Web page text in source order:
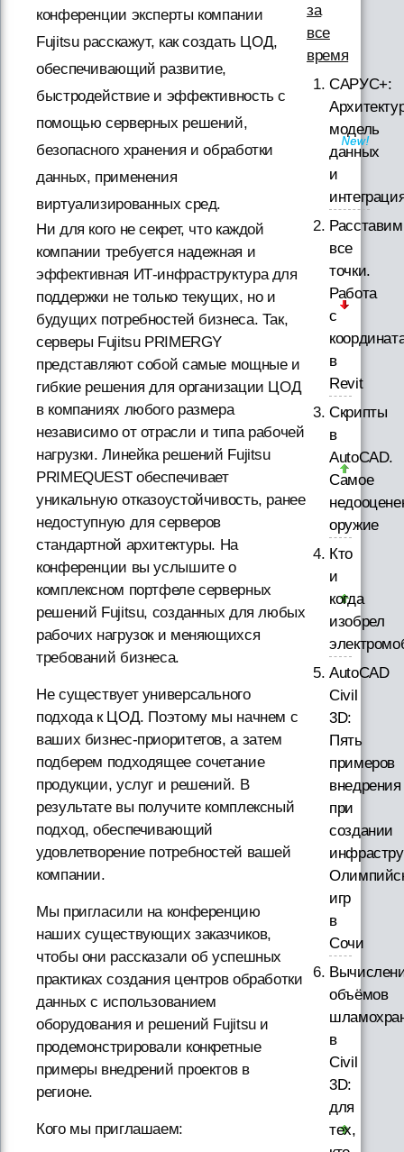
конференции эксперты компании
Fujitsu расскажут, как создать ЦОД,
обеспечивающий развитие,
быстродействие и эффективность с
помощью серверных решений,
безопасного хранения и обработки
данных, применения
виртуализированных сред.
Ни для кого не секрет, что каждой
компании требуется надежная и
эффективная ИТ-инфраструктура для
поддержки не только текущих, но и
будущих потребностей бизнеса. Так,
серверы Fujitsu PRIMERGY
представляют собой самые мощные и
гибкие решения для организации ЦОД
в компаниях любого размера
независимо от отрасли и типа рабочей
нагрузки. Линейка решений Fujitsu
PRIMEQUEST обеспечивает
уникальную отказоустойчивость, ранее
недоступную для серверов
стандартной архитектуры. На
конференции вы услышите о
комплексном портфеле серверных
решений Fujitsu, созданных для любых
рабочих нагрузок и меняющихся
требований бизнеса.
Не существует универсального
подхода к ЦОД. Поэтому мы начнем с
ваших бизнес-приоритетов, а затем
подберем подходящее сочетание
продукции, услуг и решений. В
результате вы получите комплексный
подход, обеспечивающий
удовлетворение потребностей вашей
компании.
Мы пригласили на конференцию
наших существующих заказчиков,
чтобы они рассказали об успешных
практиках создания центров обработки
данных с использованием
оборудования и решений Fujitsu и
продемонстрировали конкретные
примеры внедрений проектов в
регионе.
Кого мы приглашаем:
за
все
время
САРУС+:
модель
данных
и
Расставим
все
точки.
Работа
с
в
Revit
Скрипты
в
AutoCAD.
Самое
оружие
Кто
и
когда
изобрел
AutoCAD
Civil
3D:
Пять
примеров
внедрения
при
создании
игр
в
Сочи
объёмов
в
Civil
3D:
для
тех,